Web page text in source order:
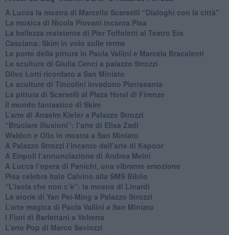
A Lucca la mostra di Marcello Scarselli “Dialoghi con la città"
​La musica di Nicola Piovani incanta Pisa
​La bellezza resistente di Pier Toffoletti al Teatro Era
​Casciana: Skim in volo sulle terme
​Le porte della pittura in Paola Vallini e Marcela Bracalenti
​Le sculture di Giulia Cenci a palazzo Strozzi
​Dilvo Lotti ricordato a San Miniato
​Le sculture di Tincolini invadono Pietrasanta
La pittura di Scarselli al Plaza Hotel di Firenze
​Il mondo fantastico di Skim
​L’arte di Anselm Kiefer a Palazzo Strozzi
​“Bruciare illusioni”: l’arte di Elisa Zadi
​Waldon e Olio in mostra a San Miniato
​A Palazzo Strozzi l’incanto dell’arte di Kapoor
​A Empoli l’annunciazione di Andrea Meini
A Lucca l’opera di Panichi, una vibrante emozione
Pisa celebra Italo Calvino alla SMS Biblio
“L’isola che non c’è”: la mostra di Linardi
​Le storie di Yan Pei-Ming a Palazzo Strozzi
​L’arte magica di Paola Vallini a San Miniato
​I Fiori di Barlettani a Volterra
​L’arte Pop di Marco Saviozzi